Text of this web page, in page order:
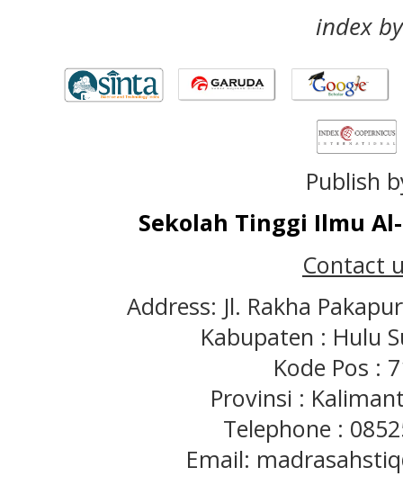
index
Publish
Sekolah Tinggi Ilmu
Contact
Address: Jl. Rakha
Kabupaten : Hulu
Kode Pos :
Provinsi :
Telephone :
Email: